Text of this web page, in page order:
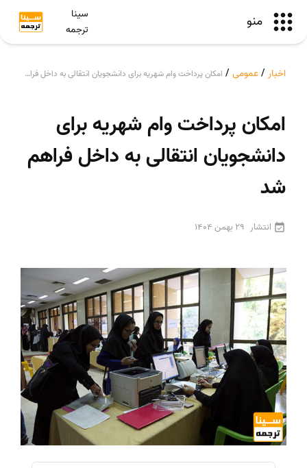
منو
سینا
ترجمه
اخبار /عمومی / امکان پرداخت وام شهریه برای دانشجویان انتقالی به داخل فراهم شد
امکان پرداخت وام شهریه برای
دانشجویان انتقالی به داخل فراهم
شد
انتشار 29 بهمن 1404